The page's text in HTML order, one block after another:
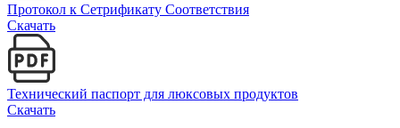
Протокол к Сетрификату Соответствия
Скачать
Технический паспорт для люксовых продуктов
Скачать